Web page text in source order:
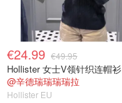
€24.99 €49.95
Hollister 女士V领针织连帽衫
@辛德瑞瑞瑞瑞拉
Hollister EU